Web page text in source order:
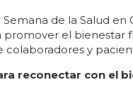
Semana de la Salud en
promover el bienestar
colaboradores y
reconectar con el